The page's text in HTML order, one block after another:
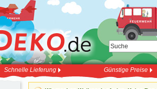
Schnelle Lieferung Günstige Preise